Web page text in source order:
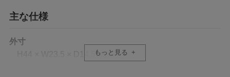
主な仕様
外寸
H44 × W23.5 × D14.5cmもっと見る